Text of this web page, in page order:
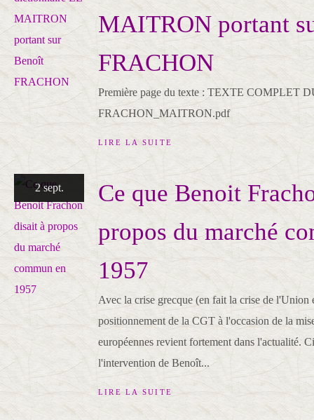
MAITRON portant
FRACHON
Première page du texte : TEXTE COMPLET
FRACHON_MAITRON.pdf
LIRE LA SUITE
2 sept.
Ce que Benoit
propos du marché
1957
Avec la crise grecque (en fait la crise de l'Union
positionnement de la CGT à l'occasion de la
européennes revient fortement dans l'actualité.
l'intervention de Benoît...
LIRE LA SUITE